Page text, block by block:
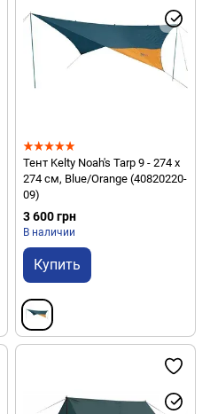
Тент Kelty Noah's Tarp 9 - 274 х
274 см, Blue/Orange (40820220-
09)
3 600 грн
В наличии
Купить